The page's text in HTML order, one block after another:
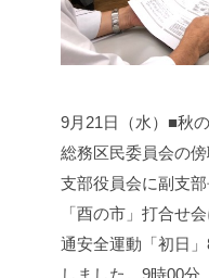
9月21日（水）■秋
総務区民委員会の
支部役員会に副支
「酉の市」打合せ
通安全運動「初日」
しました。 9時00分